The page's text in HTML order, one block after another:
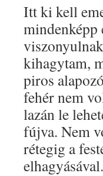
Itt ki kell
mindenképp
kihagytam,
piros
fehér nem
lazán le
fújva. Nem
rétegig a
elhagyásával.